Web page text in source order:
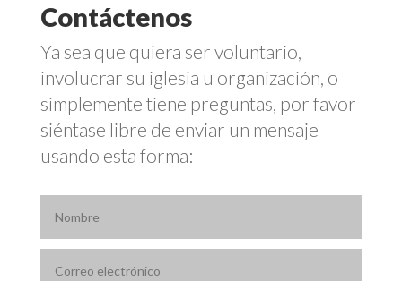
Contáctenos
Ya sea que quiera ser voluntario,
involucrar su iglesia u organización, o
simplemente tiene preguntas, por favor
siéntase libre de enviar un mensaje
usando esta forma: